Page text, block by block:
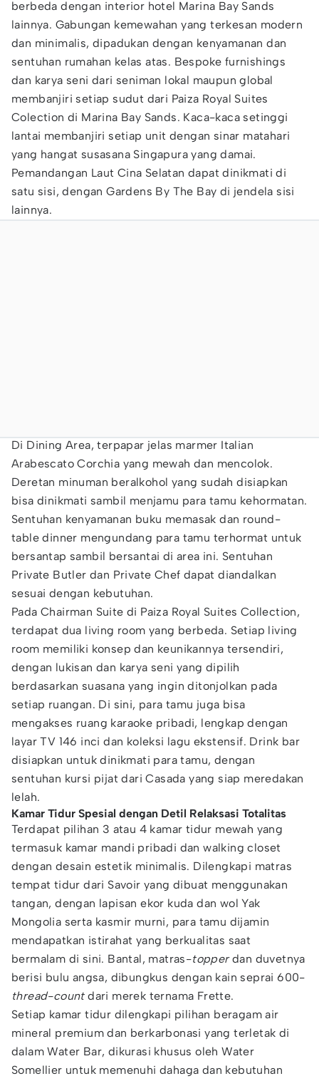
berbeda dengan interior hotel Marina Bay Sands
lainnya. Gabungan kemewahan yang terkesan modern
dan minimalis, dipadukan dengan kenyamanan dan
sentuhan rumahan kelas atas. Bespoke furnishings
dan karya seni dari seniman lokal maupun global
membanjiri setiap sudut dari Paiza Royal Suites
Colection di Marina Bay Sands. Kaca-kaca setinggi
lantai membanjiri setiap unit dengan sinar matahari
yang hangat susasana Singapura yang damai.
Pemandangan Laut Cina Selatan dapat dinikmati di
satu sisi, dengan Gardens By The Bay di jendela sisi
lainnya.
Di Dining Area, terpapar jelas marmer Italian
Arabescato Corchia yang mewah dan mencolok.
Deretan minuman beralkohol yang sudah disiapkan
bisa dinikmati sambil menjamu para tamu kehormatan.
Sentuhan kenyamanan buku memasak dan round-
table dinner mengundang para tamu terhormat untuk
bersantap sambil bersantai di area ini. Sentuhan
Private Butler dan Private Chef dapat diandalkan
sesuai dengan kebutuhan.
Pada Chairman Suite di Paiza Royal Suites Collection,
terdapat dua living room yang berbeda. Setiap living
room memiliki konsep dan keunikannya tersendiri,
dengan lukisan dan karya seni yang dipilih
berdasarkan suasana yang ingin ditonjolkan pada
setiap ruangan. Di sini, para tamu juga bisa
mengakses ruang karaoke pribadi, lengkap dengan
layar TV 146 inci dan koleksi lagu ekstensif. Drink bar
disiapkan untuk dinikmati para tamu, dengan
sentuhan kursi pijat dari Casada yang siap meredakan
lelah.
Kamar Tidur Spesial dengan Detil Relaksasi Totalitas
Terdapat pilihan 3 atau 4 kamar tidur mewah yang
termasuk kamar mandi pribadi dan walking closet
dengan desain estetik minimalis. Dilengkapi matras
tempat tidur dari Savoir yang dibuat menggunakan
tangan, dengan lapisan ekor kuda dan wol Yak
Mongolia serta kasmir murni, para tamu dijamin
mendapatkan istirahat yang berkualitas saat
bermalam di sini. Bantal, matras-topperdan duvetnya
berisi bulu angsa, dibungkus dengan kain seprai 600-
thread-countdari merek ternama Frette.
Setiap kamar tidur dilengkapi pilihan beragam air
mineral premium dan berkarbonasi yang terletak di
dalam Water Bar, dikurasi khusus oleh Water
Somellier untuk memenuhi dahaga dan kebutuhan